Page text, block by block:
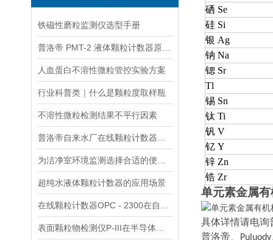
铁磁性磨粒监测仪选型手册
人血蛋白不溶性微粒管控实验方案
行业科普类｜什么是颗粒度取样瓶
不溶性微粒检测结果不平行因素
超纯水液体颗粒计数器的应用场景
硒 Se
硅 Si
银 Ag
钠 Na
锶 Sr
Tl
锡 Sn
钛 Ti
钒 V
钇 Y
锌 Zn
锆 Zr
单元素金属
具体详情请电询
普洛帝、